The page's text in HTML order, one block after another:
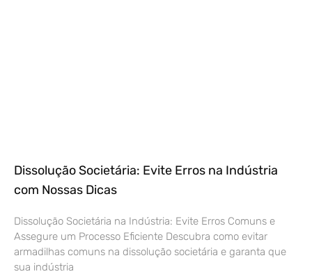
Dissolução Societária: Evite Erros na Indústria
com Nossas Dicas
Dissolução Societária na Indústria: Evite Erros Comuns e
Assegure um Processo Eficiente Descubra como evitar
armadilhas comuns na dissolução societária e garanta que
sua indústria